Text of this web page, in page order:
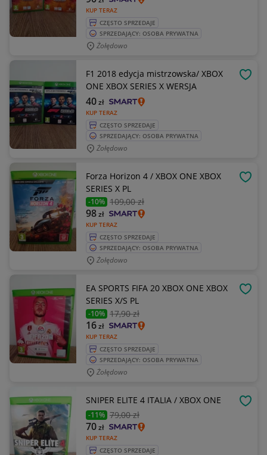
KUP TERAZ
CZĘSTO SPRZEDAJE
SPRZEDAJĄCY: OSOBA PRYWATNA
Żołędowo
F1 2018 edycja mistrzowska/ XBOX
ONE XBOX SERIES X WERSJA
KUP TERAZ
40zł
CZĘSTO SPRZEDAJE
SPRZEDAJĄCY: OSOBA PRYWATNA
Żołędowo
Forza Horizon 4 / XBOX ONE XBOX
SERIES X PL
-10% 109,00 zł
KUP TERAZ
98zł
CZĘSTO SPRZEDAJE
SPRZEDAJĄCY: OSOBA PRYWATNA
Żołędowo
EA SPORTS FIFA 20 XBOX ONE XBOX
SERIES X/S PL
-10% 17,90 zł
KUP TERAZ
16zł
CZĘSTO SPRZEDAJE
SPRZEDAJĄCY: OSOBA PRYWATNA
Żołędowo
SNIPER ELITE 4 ITALIA / XBOX ONE
-11% 79,00 zł
KUP TERAZ
70zł
CZĘSTO SPRZEDAJE